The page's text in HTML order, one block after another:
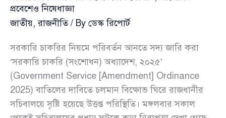
প্রবেশেও নিষেধাজ্ঞা
জাতীয়,রাজনীতি/ By ডেস্ক রিপোর্ট
সরকারি চাকরির নিয়মে পরিবর্তন আনতে সদ্য জারি করা
‘সরকারি চাকরি (সংশোধন) অধ্যাদেশ, ২০২৫’
(Government Service [Amendment] Ordinance
2025) বাতিলের দাবিতে চলমান বিক্ষোভ ঘিরে রাজধানীর
সচিবালয়ে সৃষ্টি হয়েছে উত্তপ্ত পরিস্থিতি। মঙ্গলবার সকাল